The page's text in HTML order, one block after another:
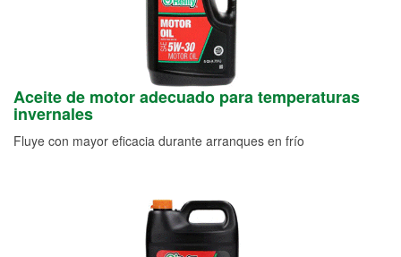
Aceite de motor adecuado para temperaturas
invernales
Fluye con mayor eficacia durante arranques en frío